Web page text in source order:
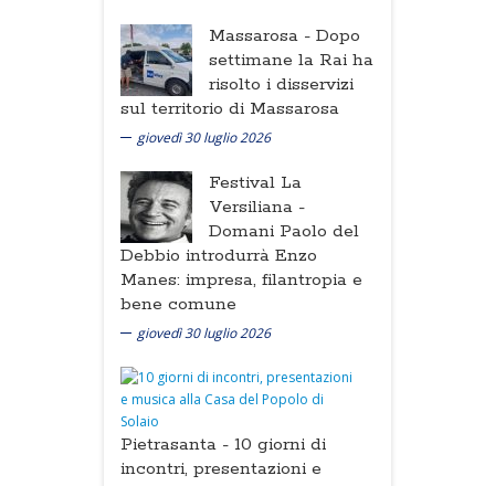
Massarosa - Dopo
settimane la Rai ha
risolto i disservizi
sul territorio di Massarosa
giovedì 30 luglio 2026
Festival La
Versiliana -
Domani Paolo del
Debbio introdurrà Enzo
Manes: impresa, filantropia e
bene comune
giovedì 30 luglio 2026
Pietrasanta - 10 giorni di
incontri, presentazioni e